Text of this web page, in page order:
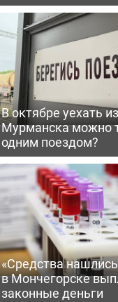
В октябре уехать из
Мурманска можно
одним поездом?
«Средства
в Мончегорске
законные деньги